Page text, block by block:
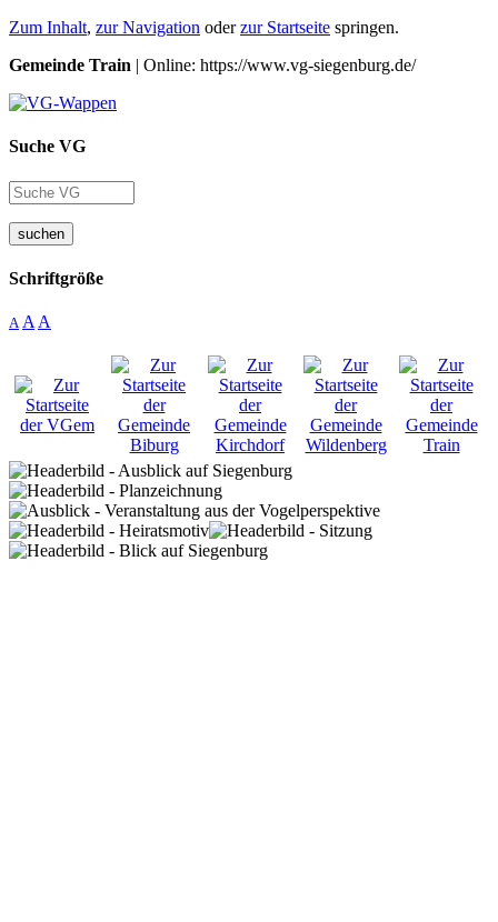
Zum Inhalt, zur Navigation oderzur Startseite springen.
Gemeinde Train | Online: https://www.vg-siegenburg.de/
Suche VG
suchen
Schriftgröße
A A A